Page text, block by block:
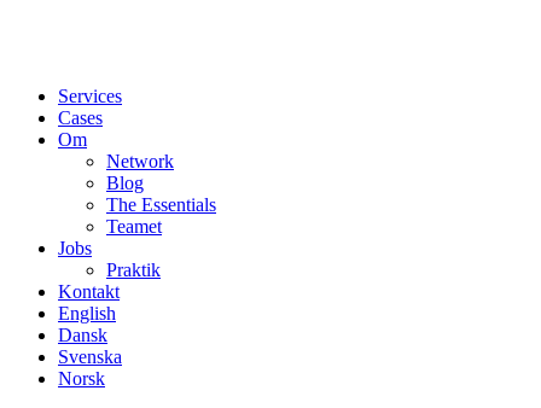
Services
Cases
Om
Network
Blog
The Essentials
Teamet
Jobs
Praktik
Kontakt
English
Dansk
Svenska
Norsk